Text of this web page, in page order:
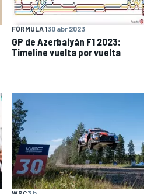
FÓRMULA 130 abr 2023
GP de Azerbaiyán F1 2023:
Timeline vuelta por vuelta